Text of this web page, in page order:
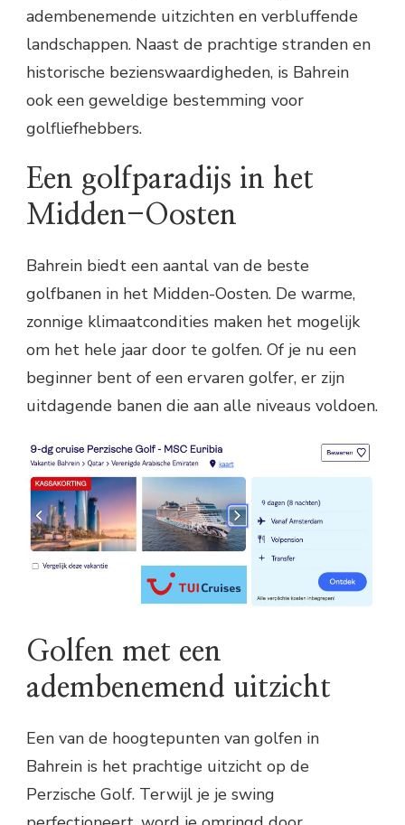
adembenemende uitzichten en verbluffende
landschappen. Naast de prachtige stranden en
historische bezienswaardigheden, is Bahrein
ook een geweldige bestemming voor
golfliefhebbers.
Een golfparadijs in het
Midden-Oosten
Bahrein biedt een aantal van de beste
golfbanen in het Midden-Oosten. De warme,
zonnige klimaatcondities maken het mogelijk
om het hele jaar door te golfen. Of je nu een
beginner bent of een ervaren golfer, er zijn
uitdagende banen die aan alle niveaus voldoen.
Golfen met een
adembenemend uitzicht
Een van de hoogtepunten van golfen in
Bahrein is het prachtige uitzicht op de
Perzische Golf. Terwijl je je swing